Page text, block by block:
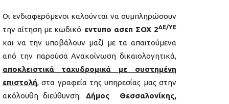
Οι ενδιαφερόμενοι καλούνται να συμπληρώσουν
την αίτηση με κωδικό εντυπο ασεπ ΣΟΧ 2ΔΕ/ΥΕ
και να την υποβάλουν μαζί με τα απαιτούμενα
από την παρούσα Ανακοίνωση δικαιολογητικά,
αποκλειστικά
ταχυδρομικά
με συστημένη
επιστολή, στα γραφεία της υπηρεσίας μας στην
ακόλουθη διεύθυνση: Δήμος Θεσσαλονίκης,